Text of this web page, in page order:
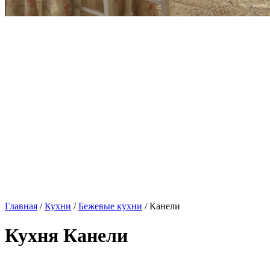
Главная /Кухни /Бежевые кухни / Канели
Кухня Канели